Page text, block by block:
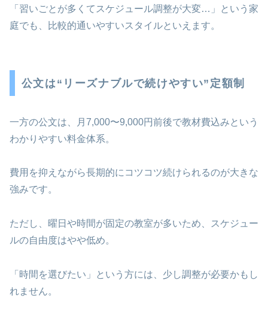
「習いごとが多くてスケジュール調整が大変…」という家
庭でも、比較的通いやすいスタイルといえます。
公文は“リーズナブルで続けやすい”定額制
一方の公文は、月7,000〜9,000円前後で教材費込みという
わかりやすい料金体系。
費用を抑えながら長期的にコツコツ続けられるのが大きな
強みです。
ただし、曜日や時間が固定の教室が多いため、スケジュー
ルの自由度はやや低め。
「時間を選びたい」という方には、少し調整が必要かもし
れません。